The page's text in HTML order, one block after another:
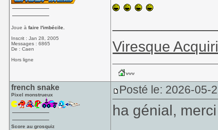
Joue àfaire l'imbécile.
Inscrit : Jan 28, 2005
Messages : 6865
De : Caen
Hors ligne
Viresque
french snake
Pixel monstrueux
Score au grosquiz
Posté le: 2026-05-
ha génial,